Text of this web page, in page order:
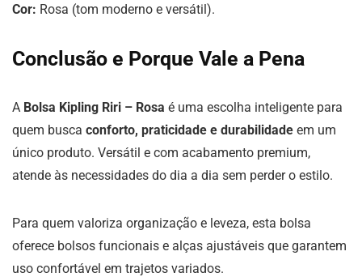
Cor: Rosa (tom moderno e versátil).
Conclusão e Porque Vale a Pena
A Bolsa Kipling Riri – Rosa é uma escolha inteligente para
quem busca conforto, praticidade e durabilidade em um
único produto. Versátil e com acabamento premium,
atende às necessidades do dia a dia sem perder o estilo.
Para quem valoriza organização e leveza, esta bolsa
oferece bolsos funcionais e alças ajustáveis que garantem
uso confortável em trajetos variados.